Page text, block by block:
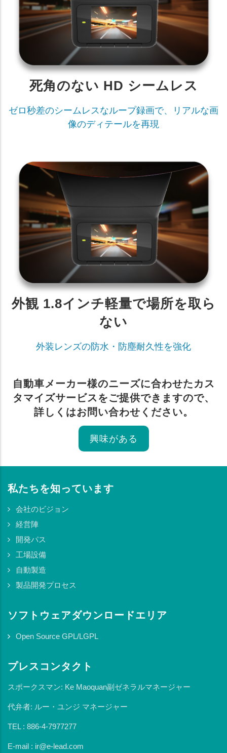
死角のない HD シームレス
ゼロ秒差のシームレスなループ録画で、リアルな画
像のディテールを再現
外観 1.8インチ軽量で場所を取ら
ない
外装レンズの防水・防塵耐久性を強化
自動車メーカー様のニーズに合わせたカス
タマイズサービスをご提供できますので、
詳しくはお問い合わせください。
興味がある
私たちを知っています
会社のビジョン
経営陣
開発パス
工場設備
自動製造
製品開発プロセス
ソフトウェアダウンロードエリア
Open Source GPL/LGPL
プレスコンタクト
スポークスマン: Ke Maoquan副ゼネラルマネージャー
代弁者: ルー・ユンジ マネージャー
TEL : 886-4-7977277
E-mail : ir@e-lead.com